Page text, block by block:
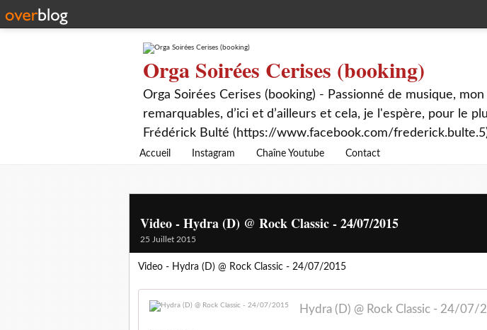
Orga Soirées Cerises (booking)
Orga Soirées Cerises (booking) - Passionné de musique,
remarquables, d’ici et d’ailleurs et cela, je l'espère, pour le
Frédérick Bulté (https://www.facebook.com/
Accueil Instagram Chaîne Youtube Contact
Video - Hydra (D) @ Rock Classic - 24/07/2015
25 Juillet 2015
Video - Hydra (D) @ Rock Classic - 24/07/2015
Hydra (D) @ Rock Classic - 24/07/